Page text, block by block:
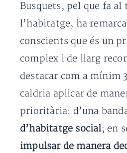
Busquets, pel que fa al
l’habitatge, ha
conscients que és un
complex i de llarg
destacar com a mínim
caldria aplicar de
prioritària: d’una
d’habitatge social; en
impulsar de manera